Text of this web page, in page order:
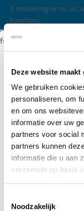
Deze website
We gebruiken
personaliseren, om
en om ons
informatie over uw
partners voor social
partners kunnen
informatie die u aan
verzameld op basis
Noodzakelijk
A rendering error
function.
A rendering error
function.
A rendering error
function